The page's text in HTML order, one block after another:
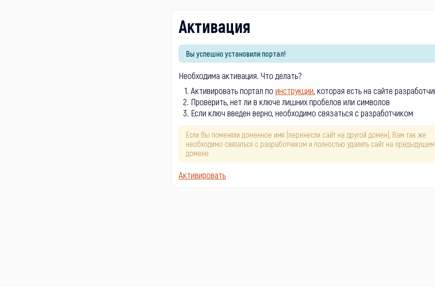
Активация
Вы успешно установили портал!
Необходима активация. Что делать?
Активировать портал по инструкции, которая есть на сайте
Проверить, нет ли в ключе лишних пробелов или символов
Если ключ введен верно, необходимо связаться с разработчиком
Если Вы поменяли доменное имя (перенесли сайт на другой домен), Вам так же
необходимо связаться с разработчиком и полностью удалить сайт на предыдущем
домене
Активировать